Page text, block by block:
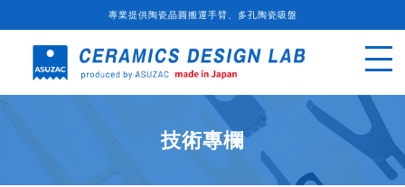
專業提供陶瓷晶圓搬運手臂、多孔陶瓷吸盤
技術專欄